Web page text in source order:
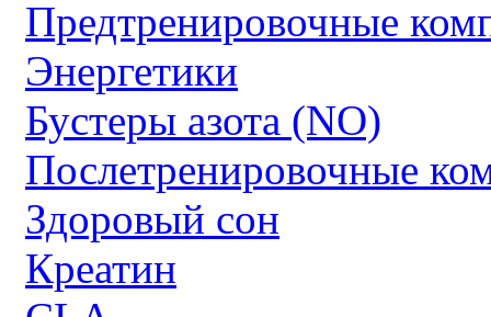
Предтренировочные
Энергетики
Бустеры азота (NO)
Послетренировочные
Здоровый сон
Креатин